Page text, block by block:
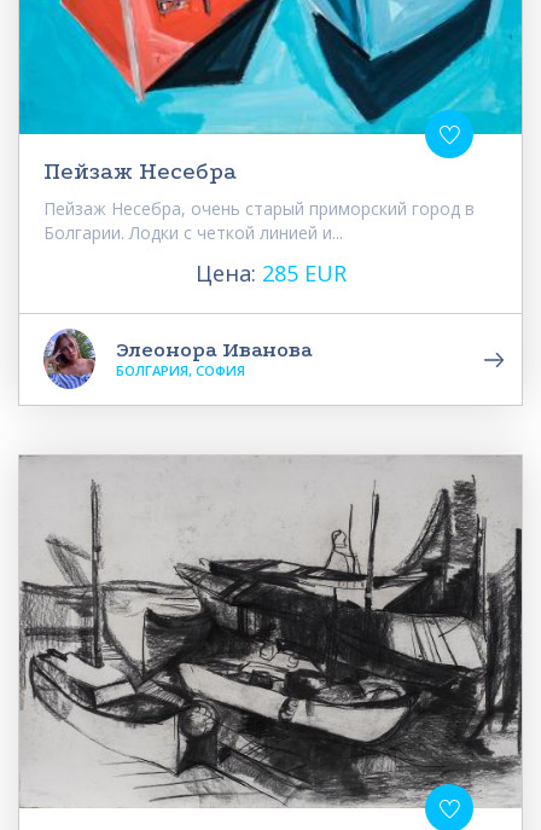
Пейзаж Несебра
Пейзаж Несебра, очень старый приморский город в
Болгарии. Лодки с четкой линией и...
Цена: 285 EUR
Элеонора Иванова
БОЛГАРИЯ, СОФИЯ